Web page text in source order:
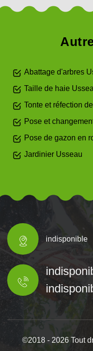
Abattage d'arbres
Taille de haie
Tonte et réfection
Pose et
Pose de gazon en
Jardinier Usseau
indisponible
©2018 - 2026 Tout